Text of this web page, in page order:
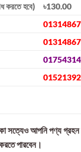
করতে হবে)
৳130.00
সত্যেও আপনি পণ্য গ্রহন
পারবেন।